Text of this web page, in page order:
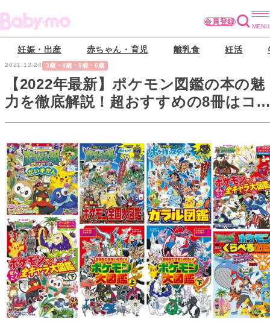
会員登録
妊娠・出産 赤ちゃん・育児 離乳食 妊活
2021.12.24 3歳・4歳・5歳・6歳
【2022年最新】ポケモン図鑑の本の魅
力を徹底解説！超おすすめの8冊はコ
レ！